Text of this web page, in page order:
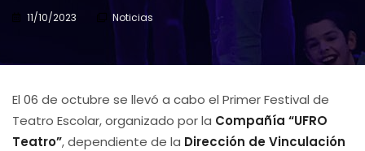
11/10/2023 Noticias
El 06 de octubre se llevó a cabo el Primer Festival de
Teatro Escolar, organizado por la Compañía “UFRO
Teatro”, dependiente de la Dirección de Vinculación